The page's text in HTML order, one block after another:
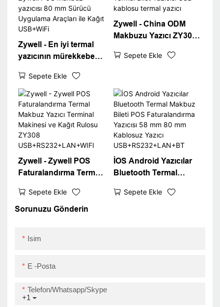
Zywell - En iyi termal
yazıcının mürekkebe
Zywell POS makbuz
yazıcısı 80 mm Sürücü
Uygulama Araçları ile
Kağıt USB+WiFi
Sepete Ekle
Zywell - China ODM
Makbuzu Yazıcı ZY308
80mm Termal Bilet
Sepete Ekle
Zywell - Zywell POS
Faturalandırma Termal
Makinesi ve Kağıt
Rulosu ZY308
Sepete Ekle
İOS Android Yazıcılar
Bluetooth Termal
Faturalandırma Yazıcısı
Sepete Ekle
Sorunuzu Gönderin
Isim
E -posta
+1
Telefon/Whatsapp/Skype